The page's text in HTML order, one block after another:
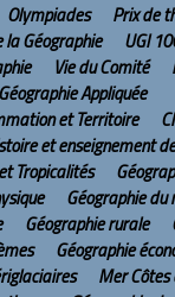
Olympiades
Prix de
la Géographie
UGI
Vie du Comité
Géographie Appliquée
et Territoire
et enseignement
Tropicalités
Géographie du
Géographie rurale
Géographie
Mer Côtes